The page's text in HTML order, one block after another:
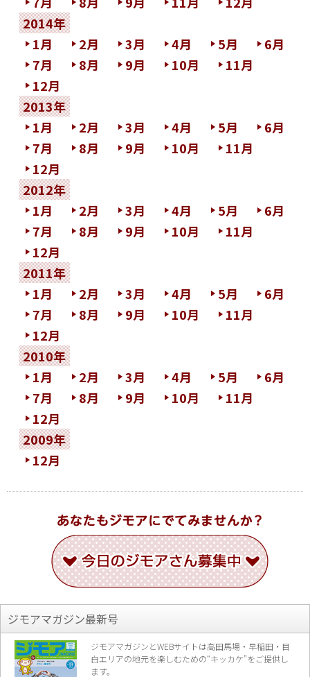
2014年
1月
2月 3月 4月 5月
6月
7月
8月 9月 10月
11月
12月
2013年
1月
2月 3月 4月 5月
6月
7月
8月 9月 10月
11月
12月
2012年
1月
2月 3月 4月 5月
6月
7月
8月 9月 10月
11月
12月
2011年
1月
2月 3月 4月 5月
6月
7月
8月 9月 10月
11月
12月
2010年
1月
2月 3月 4月 5月
6月
7月
8月 9月 10月
11月
12月
2009年
12月
ジモアマガジン最新号
ジモアマガジンとWEBサイトは高田馬場・早稲田・目
白エリアの地元を楽しむための“キッカケ”をご提供し
ます。